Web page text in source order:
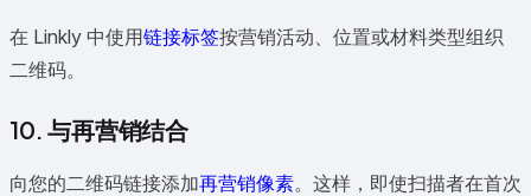
在 Linkly 中使用链接标签按营销活动、位置或材料类型组织
二维码。
10. 与再营销结合
向您的二维码链接添加再营销像素。这样，即使扫描者在首次